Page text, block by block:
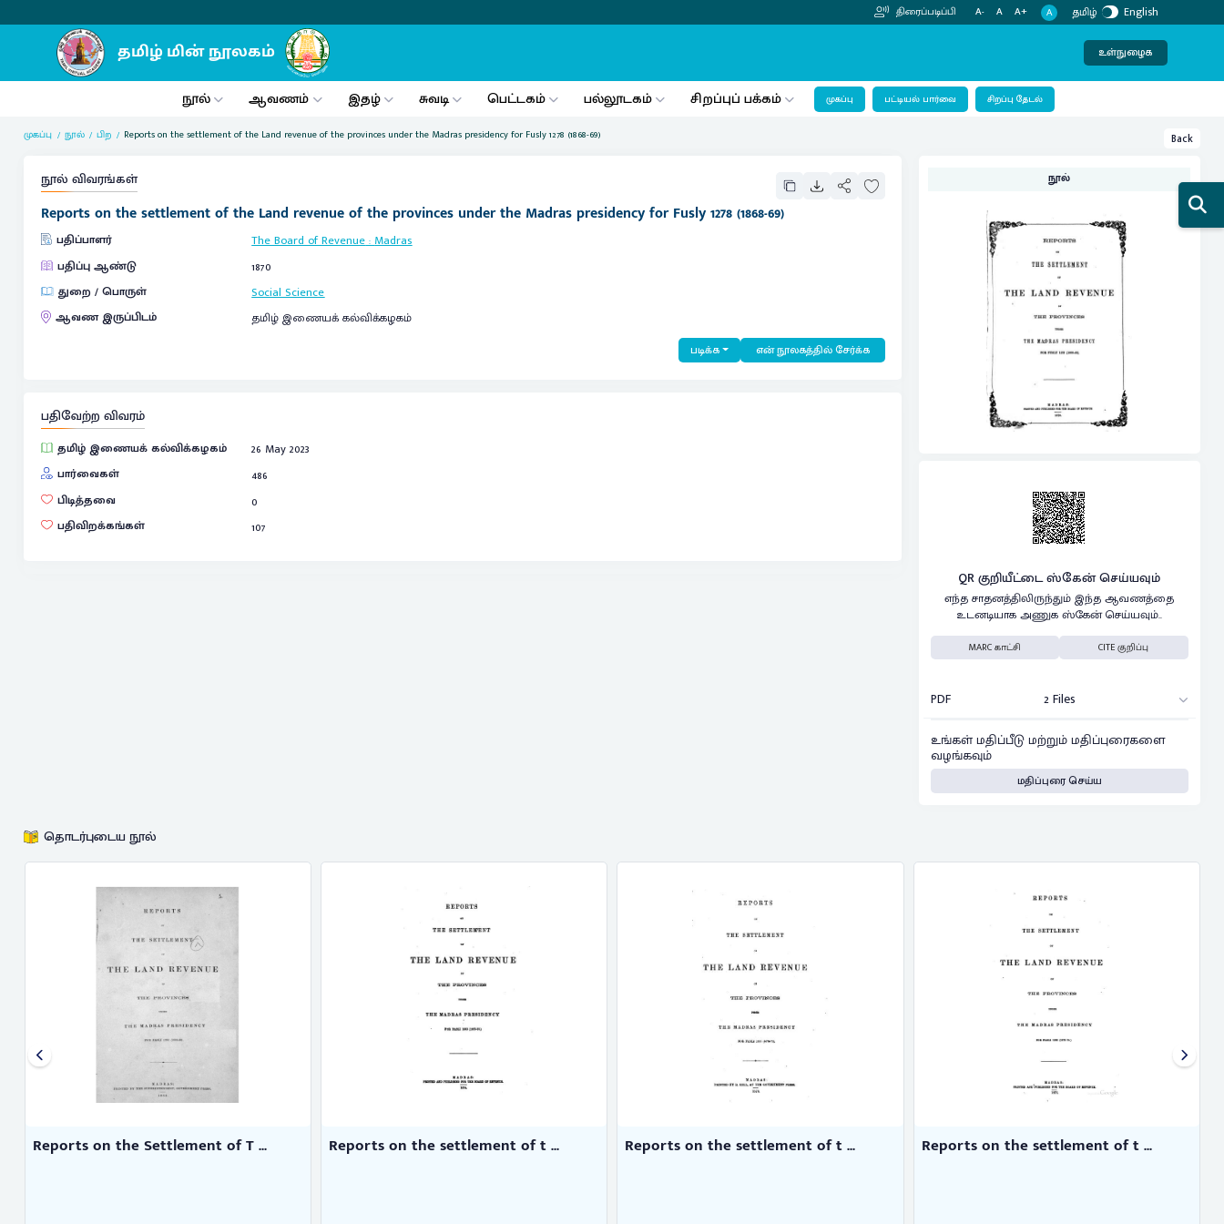
திரைப்படிப்பி A- A A+ A தமிழ் English
உள்நுழைக
நூல் ஆவணம் இதழ் சுவடி பெட்டகம் பல்லூடகம் சிறப்புப் பக்கம் முகப்பு பட்டியல் பார்வை சிறப்பு தேடல்
முகப்பு நூல் பிற Reports on the settlement of the Land revenue of the provinces under the Madras presidency for Fusly 1278 (1868-69) Back
நூல் விவரங்கள்
Reports on the settlement of the Land revenue of the provinces under the Madras presidency for Fusly 1278 (1868-69)
பதிப்பாளர் The Board of Revenue:Madras
பதிப்பு ஆண்டு
1870
துறை / பொருள்
Social Science
ஆவண இருப்பிடம்
தமிழ் இணையக் கல்விக்கழகம்
படிக்க என் நூலகத்தில் சேர்க்க
பதிவேற்ற விவரம்
தமிழ் இணையக் கல்விக்கழகம்
26 May 2023
பார்வைகள்
486
பிடித்தவை
0
பதிவிறக்கங்கள்
107
நூல்
QR குறியீட்டை ஸ்கேன் செய்யவும்
எந்த சாதனத்திலிருந்தும் இந்த ஆவணத்தை
உடனடியாக அணுக ஸ்கேன் செய்யவும்..
MARC காட்சி CITE குறிப்பு
PDF 2 Files
உங்கள் மதிப்பீடு மற்றும் மதிப்புரைகளை
வழங்கவும்
மதிப்புரை செய்ய
தொடர்புடைய நூல்
Reports on the Settlement of T ... Reports on the settlement of t ... Reports on the settlement of t ... Reports on the settlement of t ...